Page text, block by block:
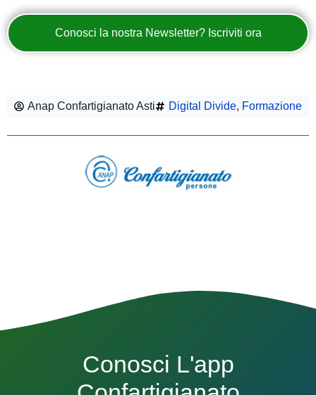
Conosci la nostra Newsletter? Iscriviti ora
Anap Confartigianato Asti Digital Divide, Formazione
Conosci L'app